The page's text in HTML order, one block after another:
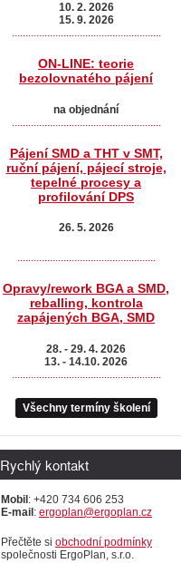
10. 2. 2026
15. 9. 2026
.......................................................
ON-LINE: teorie
bezolovnatého pájení
na objednání
Pájení SMD a THT v SMT,
ruční pájení, pájecí stroje,
tepelné procesy a
profilování DPS
26. 5. 2026
...................................................
Opravy/rework BGA a SMD,
reballing, kontrola
zapájených BGA, SMD
28. - 29. 4. 2026
13. - 14.10. 2026
Všechny termíny školení
Rychlý kontakt
Mobil: +420 734 606 253
E-mail: ergoplan@ergoplan.cz
Přečtěte si obchodní podmínky
společnosti ErgoPlan, s.r.o.